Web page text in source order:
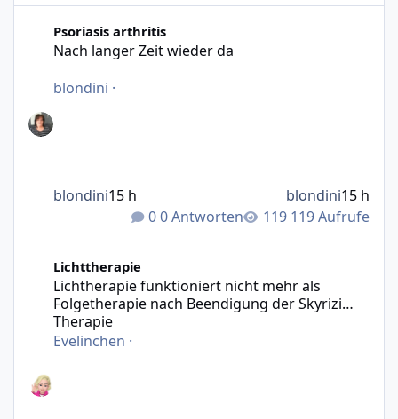
Psoriasis arthritis
Nach langer Zeit wieder da
blondini ·
0 Antworten 119 Aufrufe
blondini15 h blondini15 h
Lichttherapie
Lichtherapie funktioniert nicht mehr als
Folgetherapie nach Beendigung der Skyrizi
Therapie
Evelinchen ·